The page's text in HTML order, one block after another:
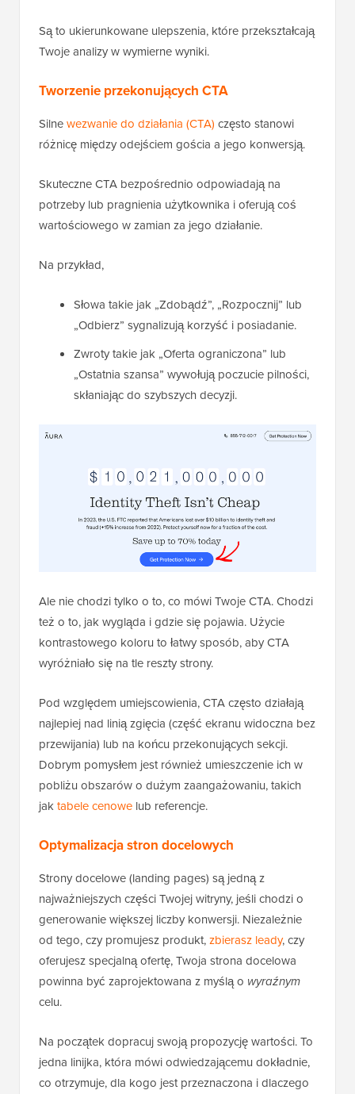
Są to ukierunkowane ulepszenia, które przekształcają
Twoje analizy w wymierne wyniki.
Tworzenie przekonujących CTA
Silnewezwanie do działania (CTA) często stanowi
różnicę między odejściem gościa a jego konwersją.
Skuteczne CTA bezpośrednio odpowiadają na
potrzeby lub pragnienia użytkownika i oferują coś
wartościowego w zamian za jego działanie.
Na przykład,
Słowa takie jak „Zdobądź”, „Rozpocznij” lub
„Odbierz” sygnalizują korzyść i posiadanie.
Zwroty takie jak „Oferta ograniczona” lub
„Ostatnia szansa” wywołują poczucie pilności,
skłaniając do szybszych decyzji.
Ale nie chodzi tylko o to, co mówi Twoje CTA. Chodzi
też o to, jak wygląda i gdzie się pojawia. Użycie
kontrastowego koloru to łatwy sposób, aby CTA
wyróżniało się na tle reszty strony.
Pod względem umiejscowienia, CTA często działają
najlepiej nad linią zgięcia (część ekranu widoczna bez
przewijania) lub na końcu przekonujących sekcji.
Dobrym pomysłem jest również umieszczenie ich w
pobliżu obszarów o dużym zaangażowaniu, takich
jaktabele cenowe lub referencje.
Optymalizacja stron docelowych
Strony docelowe (landing pages) są jedną z
najważniejszych części Twojej witryny, jeśli chodzi o
generowanie większej liczby konwersji. Niezależnie
od tego, czy promujesz produkt,zbierasz leady, czy
oferujesz specjalną ofertę, Twoja strona docelowa
powinna być zaprojektowana z myślą o wyraźnym
celu.
Na początek dopracuj swoją propozycję wartości. To
jedna linijka, która mówi odwiedzającemu dokładnie,
co otrzymuje, dla kogo jest przeznaczona i dlaczego